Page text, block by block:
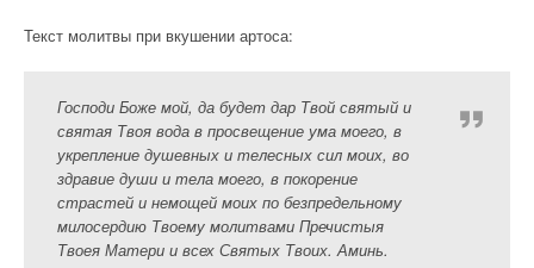
Текст молитвы при вкушении артоса:
Господи Боже мой, да будет дар Твой святый и
святая Твоя вода в просвещение ума моего, в
укрепление душевных и телесных сил моих, во
здравие души и тела моего, в покорение
страстей и немощей моих по безпредельному
милосердию Твоему молитвами Пречистыя
Твоея Матери и всех Святых Твоих. Аминь.